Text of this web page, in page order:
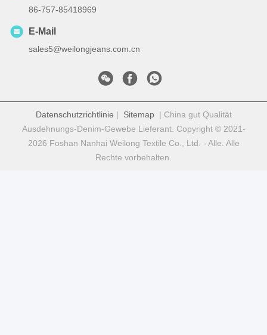
86-757-85418969
E-Mail
sales5@weilongjeans.com.cn
Datenschutzrichtlinie | Sitemap| China gut Qualität
Ausdehnungs-Denim-Gewebe Lieferant. Copyright © 2021-
2026 Foshan Nanhai Weilong Textile Co., Ltd. - Alle. Alle
Rechte vorbehalten.